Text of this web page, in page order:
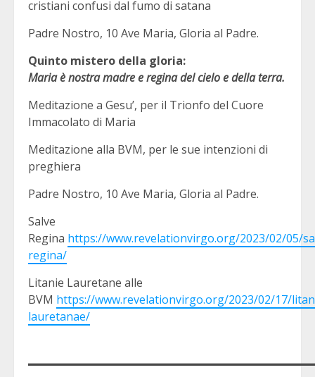
cristiani confusi dal fumo di satana
Padre Nostro, 10 Ave Maria, Gloria al Padre.
Quinto mistero della gloria:
Maria è nostra madre e regina del cielo e della terra.
Meditazione a Gesu’, per il Trionfo del Cuore
Immacolato di Maria
Meditazione alla BVM, per le sue intenzioni di
preghiera
Padre Nostro, 10 Ave Maria, Gloria al Padre.
Salve
Regina https://www.revelationvirgo.org/2023/02/05/
regina/
Litanie Lauretane alle
BVM https://www.revelationvirgo.org/2023/02/17/
lauretanae/